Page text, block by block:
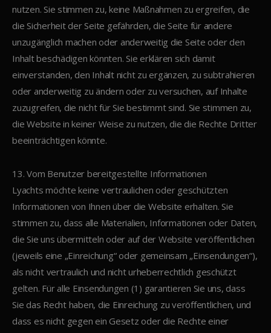
nutzen. Sie stimmen zu, keine Maßnahmen zu ergreifen, die
die Sicherheit der Seite gefährden, die Seite für andere
unzugänglich machen oder anderweitig die Seite oder den
Inhalt beschädigen könnten. Sie erklären sich damit
einverstanden, den Inhalt nicht zu ergänzen, zu subtrahieren
oder anderweitig zu ändern oder zu versuchen, auf Inhalte
zuzugreifen, die nicht für Sie bestimmt sind. Sie stimmen zu,
die Website in keiner Weise zu nutzen, die die Rechte Dritter
beeinträchtigen könnte.
13. Vom Benutzer bereitgestellte Informationen
Lyachts möchte keine vertraulichen oder geschützten
Informationen von Ihnen über die Website erhalten. Sie
stimmen zu, dass alle Materialien, Informationen oder Daten,
die Sie uns übermitteln oder auf der Website veröffentlichen
(jeweils eine „Einreichung“ oder gemeinsam „Einsendungen“),
als nicht vertraulich und nicht urheberrechtlich geschützt
gelten. Für alle Einsendungen (1) garantieren Sie uns, dass
Sie das Recht haben, die Einreichung zu veröffentlichen, und
dass es nicht gegen ein Gesetz oder die Rechte einer